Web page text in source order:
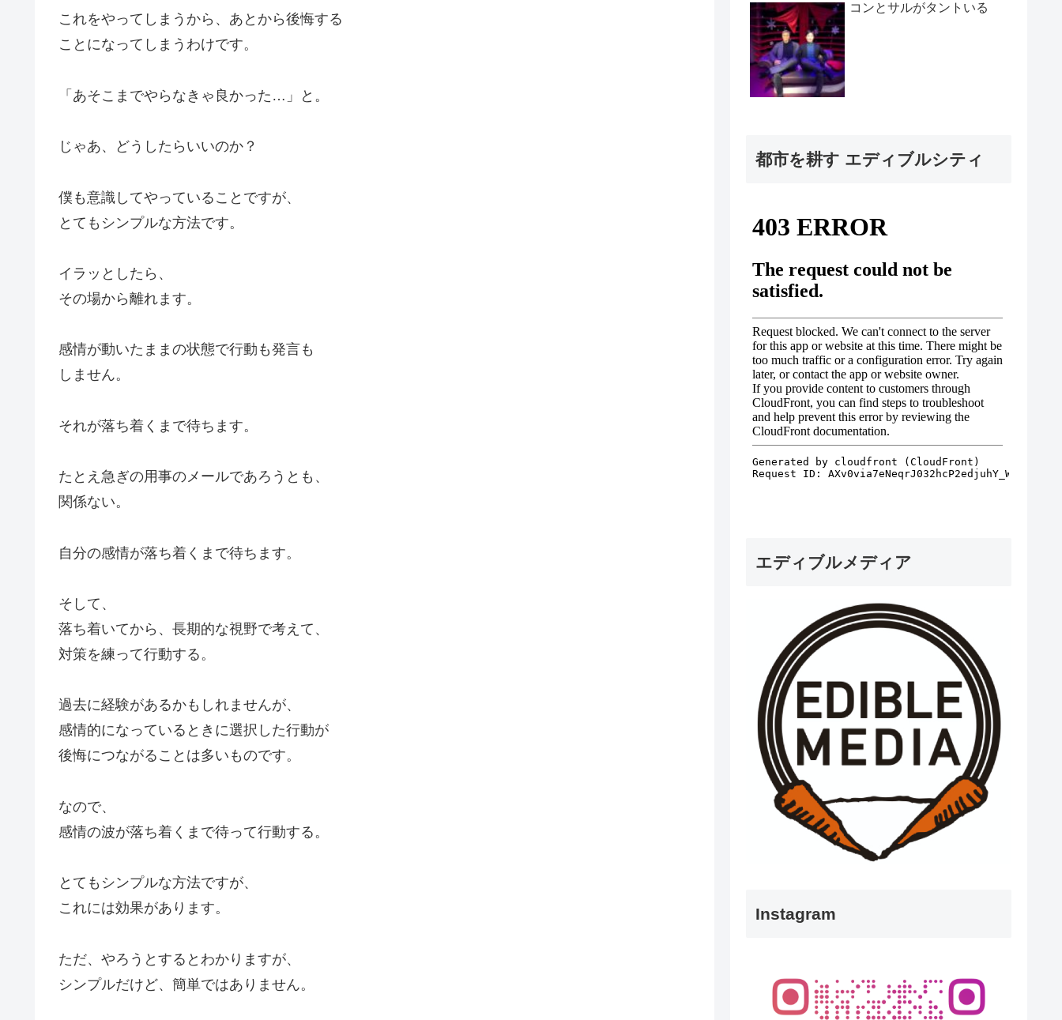
これをやってしまうから、あとから後悔する
ことになってしまうわけです。
「あそこまでやらなきゃ良かった…」と。
じゃあ、どうしたらいいのか？
僕も意識してやっていることですが、
とてもシンプルな方法です。
イラッとしたら、
その場から離れます。
感情が動いたままの状態で行動も発言も
しません。
それが落ち着くまで待ちます。
たとえ急ぎの用事のメールであろうとも、
関係ない。
自分の感情が落ち着くまで待ちます。
そして、
落ち着いてから、長期的な視野で考えて、
対策を練って行動する。
過去に経験があるかもしれませんが、
感情的になっているときに選択した行動が
後悔につながることは多いものです。
なので、
感情の波が落ち着くまで待って行動する。
とてもシンプルな方法ですが、
これには効果があります。
ただ、やろうとするとわかりますが、
シンプルだけど、簡単ではありません。
コンとサルがタントいる
都市を耕す エディブルシティ
エディブルメディア
Instagram